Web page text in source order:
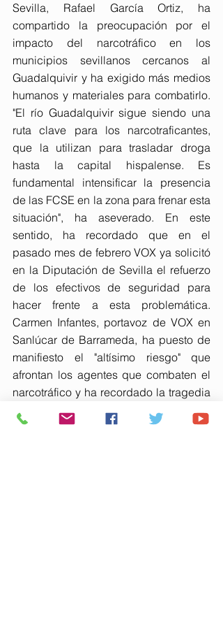
Sevilla, Rafael García Ortiz, ha
compartido la preocupación por el
impacto del narcotráfico en los
municipios sevillanos cercanos al
Guadalquivir y ha exigido más medios
humanos y materiales para combatirlo.
"El río Guadalquivir sigue siendo una
ruta clave para los narcotraficantes,
que la utilizan para trasladar droga
hasta la capital hispalense. Es
fundamental intensificar la presencia
de las FCSE en la zona para frenar esta
situación", ha aseverado. En este
sentido, ha recordado que en el
pasado mes de febrero VOX ya solicitó
en la Diputación de Sevilla el refuerzo
de los efectivos de seguridad para
hacer frente a esta problemática.
Carmen Infantes, portavoz de VOX en
Sanlúcar de Barrameda, ha puesto de
manifiesto el "altísimo riesgo" que
afrontan los agentes que combaten el
narcotráfico y ha recordado la tragedia
ocurrida hace un año en Barbate,
donde varios guardias civiles fueron